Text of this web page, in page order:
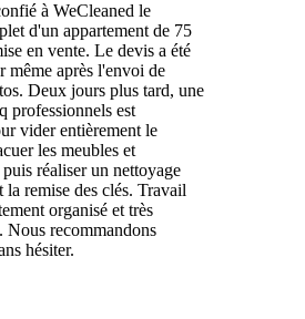
à WeCleaned le
d'un appartement de 75
en vente. Le devis a été
même après l'envoi de
Deux jours plus tard, une
professionnels est
vider entièrement le
les meubles et
réaliser un nettoyage
la remise des clés. Travail
organisé et très
Nous recommandons
hésiter.